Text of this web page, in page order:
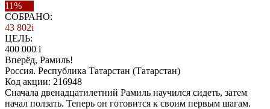
11%
СОБРАНО:
43 802i
ЦЕЛЬ:
400 000 i
Вперёд, Рамиль!
Россия. Республика Татарстан (Татарстан)
Код акции: 216948
Сначала двенадцатилетний Рамиль научился сидеть, затем
начал ползать. Теперь он готовится к своим первым шагам.